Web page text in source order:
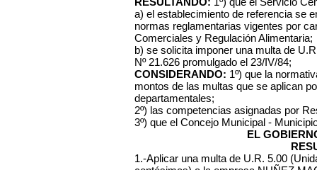
a) el establecimiento de referencia se
normas reglamentarias vigentes por
Comerciales y Regulación Alimentaria;
b) se solicita imponer una multa de
Nº 21.626 promulgado el 23/IV/84;
CONSIDERANDO: 1º) que la
montos de las multas que se aplican
departamentales;
2º) las competencias asignadas por
3º) que el Concejo Municipal -
EL
1.-Aplicar una multa de U.R. 5.00